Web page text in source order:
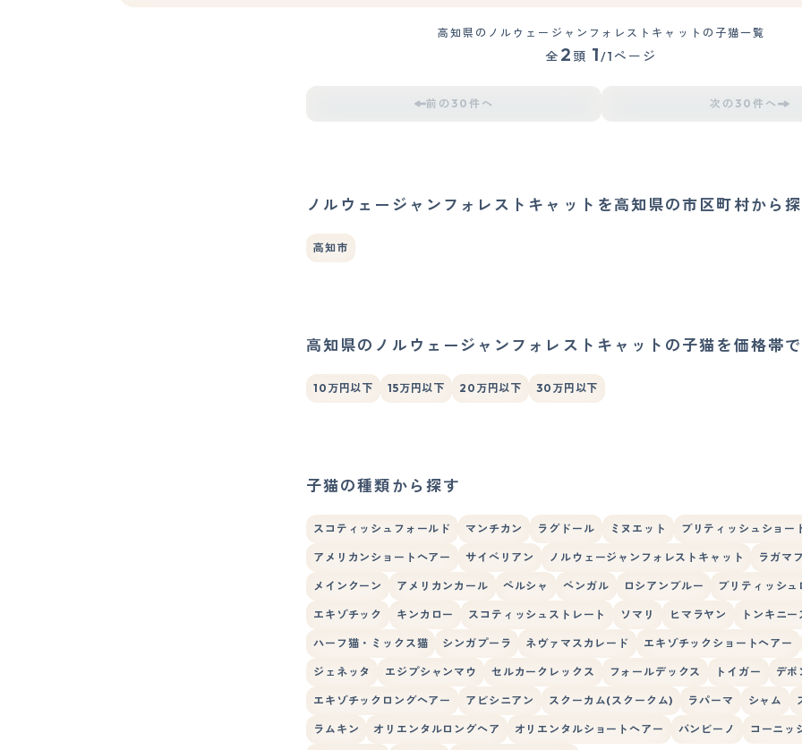
高知県のノルウェージャンフォレストキャットの子猫一覧
全 2 頭 1/1ページ
前の30件へ 次の30件へ
ノルウェージャンフォレストキャットを高知県の市区町村から
高知市
高知県のノルウェージャンフォレストキャットの子猫を価格帯
10万円以下 15万円以下 20万円以下 30万円以下
子猫の種類から探す
スコティッシュフォールド マンチカン ラグドール ミヌエット ブリティッシュショー
アメリカンショートヘアー サイベリアン ノルウェージャンフォレストキャット ラガマ
メインクーン アメリカンカール ペルシャ ベンガル ロシアンブルー ブリティッシ
エキゾチック キンカロー スコティッシュストレート ソマリ ヒマラヤン トンキニー
ハーフ猫・ミックス猫 シンガプーラ ネヴァマスカレード エキゾチックショートヘアー
ジェネッタ エジプシャンマウ セルカークレックス フォールデックス トイガー デボ
エキゾチックロングヘアー アビシニアン スクーカム(スクークム) ラパーマ シャム
ラムキン オリエンタルロングヘア オリエンタルショートヘアー バンビーノ コーニッ